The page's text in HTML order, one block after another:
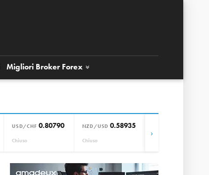
Migliori Broker Forex
USD/CHF 0.80790
Chiuso
NZD/USD 0.58935
Chiuso
›